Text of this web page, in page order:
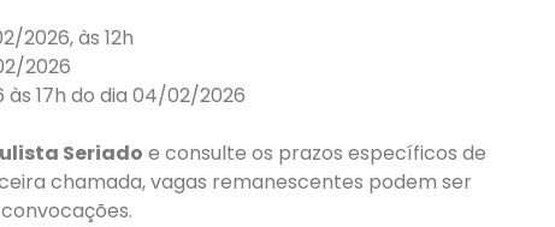
2026, às 12h
2026
17h do dia 04/02/2026
Seriado e consulte os prazos específicos de
chamada, vagas remanescentes podem ser